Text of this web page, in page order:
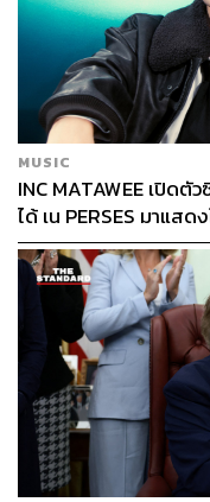
MUSIC
INC MATAWEE เปิดตั
ได้ เน PERSES มาแสด